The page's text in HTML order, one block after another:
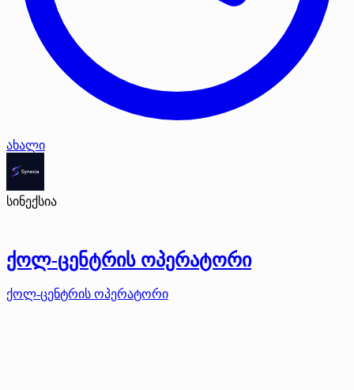
ახალი
სინექსია
ქოლ-ცენტრის ოპერატორი
ქოლ-ცენტრის ოპერატორი